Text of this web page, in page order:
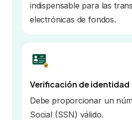
indispensable para las
electrónicas de fondos.
Verificación de identidad
Debe proporcionar un
Social (SSN) válido.